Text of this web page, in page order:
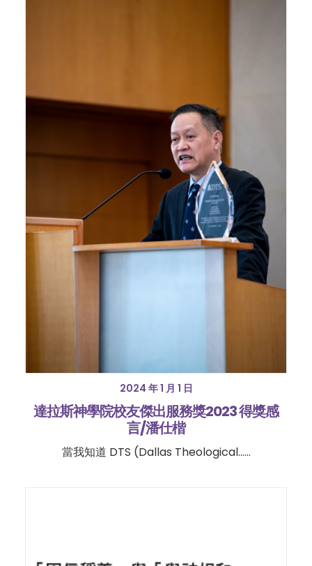
2024 年 1 月 1 日
達拉斯神學院校友傑出服務獎2023 得獎感
言/潘仕楷
當我知道 DTS (Dallas Theological……